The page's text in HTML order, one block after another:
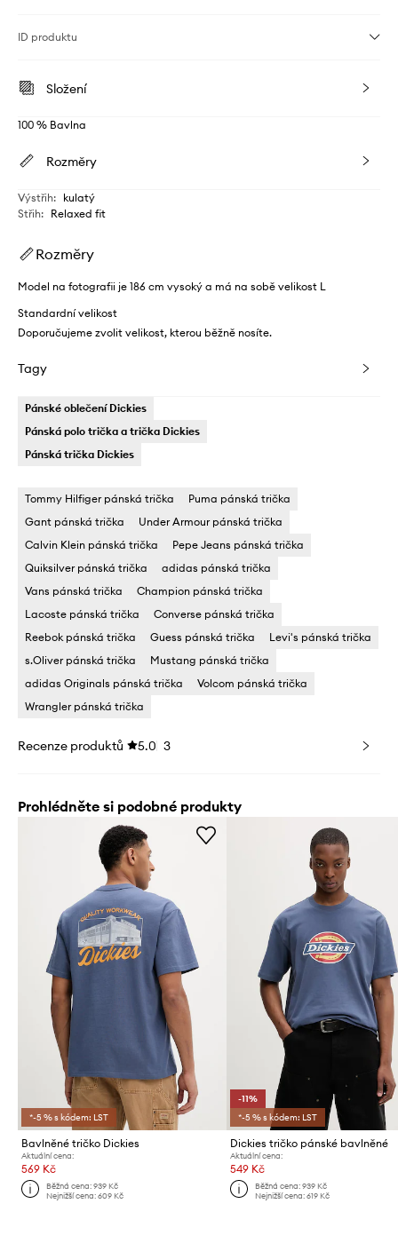
ID produktu
Složení
100 % Bavlna
Rozměry
Výstřih: kulatý
Střih: Relaxed fit
Rozměry
Model na fotografii je 186 cm vysoký a má na sobě velikost L
Standardní velikost
Doporučujeme zvolit velikost, kterou běžně nosíte.
Tagy
Pánské oblečení Dickies
Pánská polo trička a trička Dickies
Pánská trička Dickies
Tommy Hilfiger pánská trička
Puma pánská trička
Gant pánská trička
Under Armour pánská trička
Calvin Klein pánská trička
Pepe Jeans pánská trička
Quiksilver pánská trička
adidas pánská trička
Vans pánská trička
Champion pánská trička
Lacoste pánská trička
Converse pánská trička
Reebok pánská trička
Guess pánská trička
Levi's pánská trička
s.Oliver pánská trička
Mustang pánská trička
adidas Originals pánská trička
Volcom pánská trička
Wrangler pánská trička
Recenze produktů 5.0 3
Prohlédněte si podobné produkty
*-5 % s kódem: LST
Bavlněné tričko Dickies
Aktuální cena:
569 Kč
Běžná cena:939 Kč
Nejnižší cena:609 Kč
-11%
*-5 % s kódem: LST
Dickies tričko pánské bavlněné
Aktuální cena:
549 Kč
Běžná cena: 939 Kč
Nejnižší cena: 619 Kč